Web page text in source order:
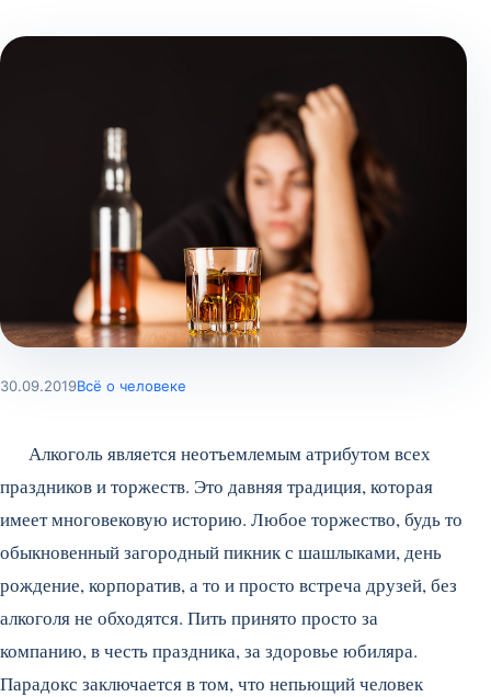
30.09.2019Всё о человеке
Алкоголь является неотъемлемым атрибутом всех
праздников и торжеств. Это давняя традиция, которая
имеет многовековую историю. Любое торжество, будь то
обыкновенный загородный пикник с шашлыками, день
рождение, корпоратив, а то и просто встреча друзей, без
алкоголя не обходятся. Пить принято просто за
компанию, в честь праздника, за здоровье юбиляра.
Парадокс заключается в том, что непьющий человек